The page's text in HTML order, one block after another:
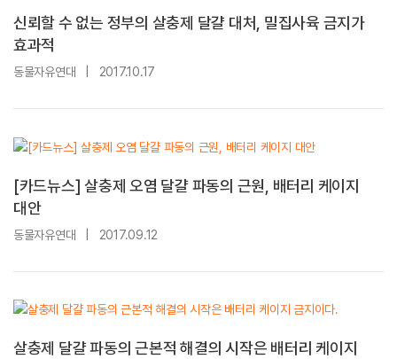
신뢰할 수 없는 정부의 살충제 달걀 대처, 밀집사육 금지가
효과적
동물자유연대 2017.10.17
[카드뉴스] 살충제 오염 달걀 파동의 근원, 배터리 케이지
대안
동물자유연대 2017.09.12
살충제 달걀 파동의 근본적 해결의 시작은 배터리 케이지